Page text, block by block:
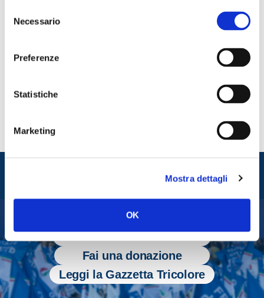
delNecessario
Preferenze
Statistiche
Marketing
Mostra dettagli
OK
Agricoltura di Fratelli d’Italia Luca De Carlo,
commentando il programma Farm to Fork pubblicato
Fratelli d'Italia
Fai una donazione
Leggi la Gazzetta Tricolore